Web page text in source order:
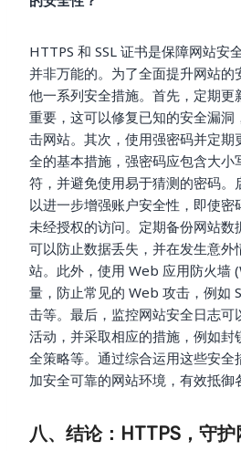
HTTPS 和 SSL 证书是保障网站安
并非万能的。为了全面提升网站的
他一系列安全措施。首先，定期更
重要，这可以修复已知的安全漏洞
击网站。其次，使用强密码并定期
全的基本措施，强密码应包含大小
符，并避免使用易于猜测的密码。
以进一步增强账户安全性，即使密
未经授权的访问。定期备份网站数
可以防止数据丢失，并在发生意外
站。此外，使用 Web 应用防火墙
量，防止常见的 Web 攻击，例如
击等。最后，监控网站安全日志可
活动，并采取相应的措施，例如封
全策略等。通过综合运用这些安全
加安全可靠的网站环境，有效抵御
八、结论：HTTPS，守